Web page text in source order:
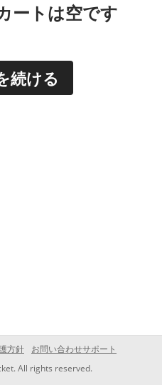
ートは空です
続ける
方針
お問い合わせサポート
All rights reserved.